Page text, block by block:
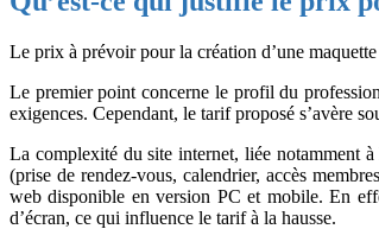
Le prix à prévoir pour la création d’une
Le premier point concerne le profil du
exigences. Cependant, le tarif proposé s’avère
La complexité du site internet, liée notamment
(prise de rendez-vous, calendrier, accès
web disponible en version PC et mobile. En
d’écran, ce qui influence le tarif à la hausse.